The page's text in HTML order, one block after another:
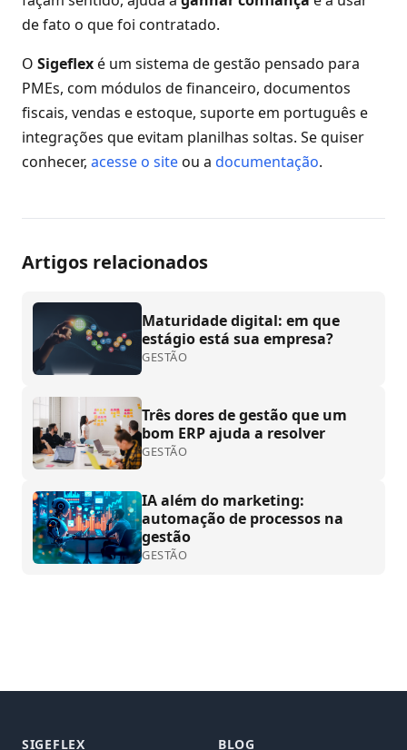
de fato o que foi contratado.
O Sigeflexé um sistema de gestão pensado para
PMEs, com módulos de financeiro, documentos
fiscais, vendas e estoque, suporte em português e
integrações que evitam planilhas soltas. Se quiser
conhecer, acesse o siteou a documentação.
Artigos relacionados
Maturidade digital: em que
estágio está sua empresa?
GESTÃO
Três dores de gestão que um
bom ERP ajuda a resolver
GESTÃO
IA além do marketing:
automação de processos na
gestão
GESTÃO
SIGEFLEX BLOG